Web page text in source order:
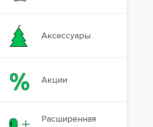
Аксессуары
Акции
Расширенная